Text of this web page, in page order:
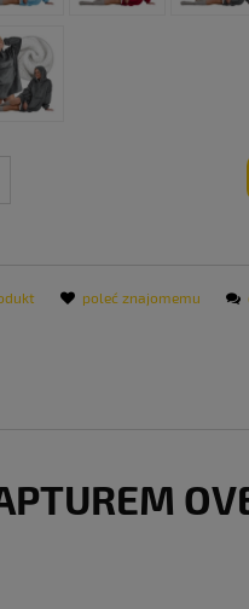
poleć znajomemu